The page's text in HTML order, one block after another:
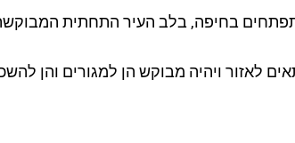
בחיפה, בלב העיר התחתית
לאזור ויהיה מבוקש הן למגורים והן